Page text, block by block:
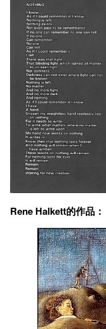
Rene Halkett的作品：